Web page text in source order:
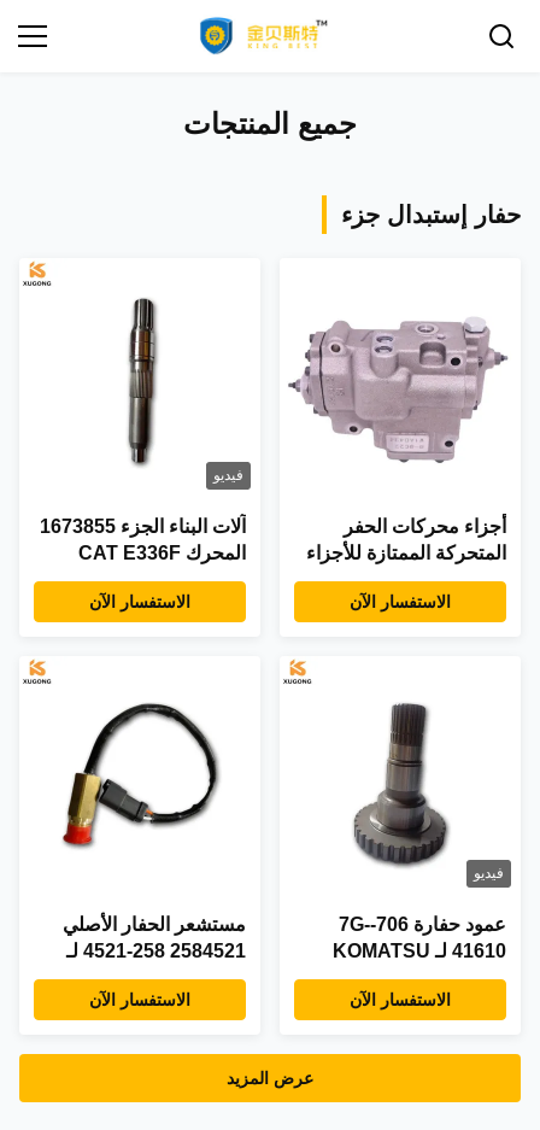
جميع المنتجات
حفار إستبدال جزء
أجزاء محركات الحفر
المتحركة الممتازة للأجزاء
الاحتياطية للحفر
الاستفسار الآن
فيديو
آلات البناء الجزء 1673855
المحرك CAT E336F
الاستفسار الآن
فيديو
عمود حفارة 706-7G-
41610 لـ KOMATSU
S6D102 هيدروليكي
الاستفسار الآن
مستشعر الحفار الأصلي
2584521 258-4521 لـ
CAT مستشعر السرعة
الاستفسار الآن
عرض المزيد